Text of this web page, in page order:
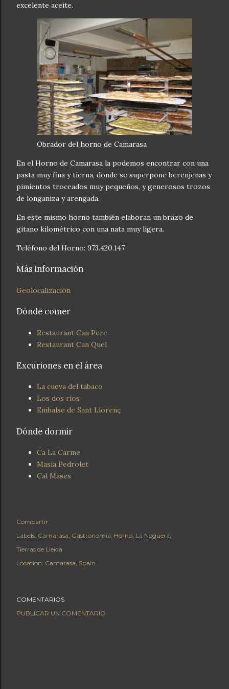
excelente aceite.
Obrador del horno de Camarasa
En el Horno de Camarasa la podemos encontrar con una
pasta muy fina y tierna, donde se superpone berenjenas y
pimientos troceados muy pequeños, y generosos trozos
de longaniza y arengada.
En este mismo horno también elaboran un brazo de
gitano kilométrico con una nata muy ligera.
Teléfono del Horno: 973.420.147
Más información
Geolocalización
Dónde comer
Restaurant Can Pere
Restaurant Can Quel
Excuriones en el área
La cueva del tabaco
Los dos ríos
Embalse de Sant Llorenç
Dónde dormir
Ca La Carme
Masia Pedrolet
Cal Mases
Compartir
Labels: Camarasa Gastronomía Horno La Noguera
Tierras de Lleida
Location: Camarasa, Spain
COMENTARIOS
PUBLICAR UN COMENTARIO